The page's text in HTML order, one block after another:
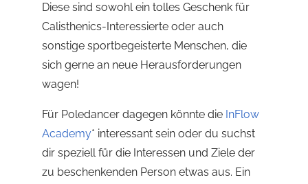
Diese sind sowohl ein tolles Geschenk für
Calisthenics-Interessierte oder auch
sonstige sportbegeisterte Menschen, die
sich gerne an neue Herausforderungen
wagen!
Für Poledancer dagegen könnte die InFlow
Academy* interessant sein oder du suchst
dir speziell für die Interessen und Ziele der
zu beschenkenden Person etwas aus. Ein